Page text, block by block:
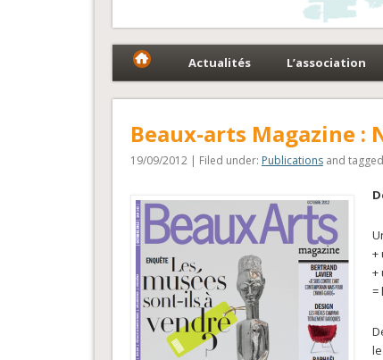
Actualités L’association
Beaux-arts Magazine :
19/09/2012 | Filed under: Publicationsand
+
+
=